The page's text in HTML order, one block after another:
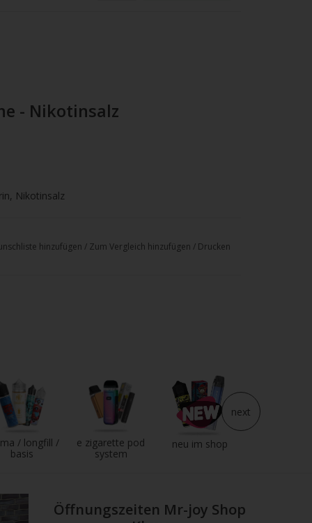
- Nikotinsalz
Nikotinsalz
CLP-Verordnung
bei Hautkontakt.
mit langfristiger
bereithalten.
Hände von Kindern gelangen.
hinzufügen / Zum Vergleich hinzufügen / Drucken
/ longfill /
basis
e zigarette pod
system
neu im shop
next
Öffnungszeiten Mr-joy Shop